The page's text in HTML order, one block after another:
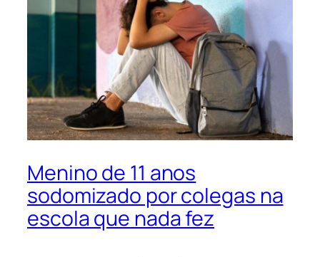
Menino de 11 anos
sodomizado por colegas na
escola que nada fez